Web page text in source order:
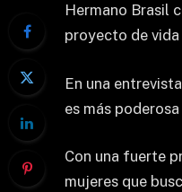
Hermano Brasil
proyecto de
En una
es más
Con una fuerte
mujeres que